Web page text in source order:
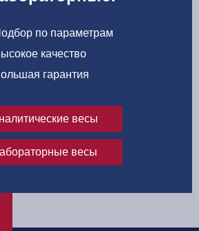
по параметрам
качество
гарантия
весы
весы